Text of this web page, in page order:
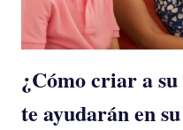
¿Cómo criar a
te ayudarán en